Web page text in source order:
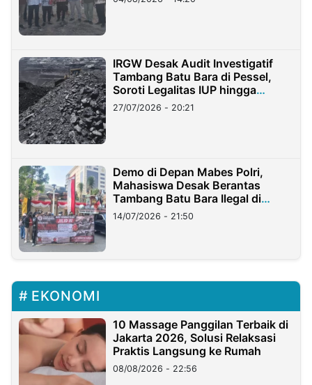
IRGW Desak Audit Investigatif
Tambang Batu Bara di Pessel,
Soroti Legalitas IUP hingga
Stockpile
27/07/2026 - 20:21
Demo di Depan Mabes Polri,
Mahasiswa Desak Berantas
Tambang Batu Bara Ilegal di
Lampung
14/07/2026 - 21:50
EKONOMI
10 Massage Panggilan Terbaik di
Jakarta 2026, Solusi Relaksasi
Praktis Langsung ke Rumah
08/08/2026 - 22:56